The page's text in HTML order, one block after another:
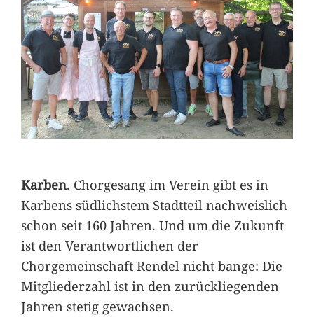
Karben.Chorgesang im Verein gibt es in
Karbens südlichstem Stadtteil nachweislich
schon seit 160 Jahren. Und um die Zukunft
ist den Verantwortlichen der
Chorgemeinschaft Rendel nicht bange: Die
Mitgliederzahl ist in den zurückliegenden
Jahren stetig gewachsen.